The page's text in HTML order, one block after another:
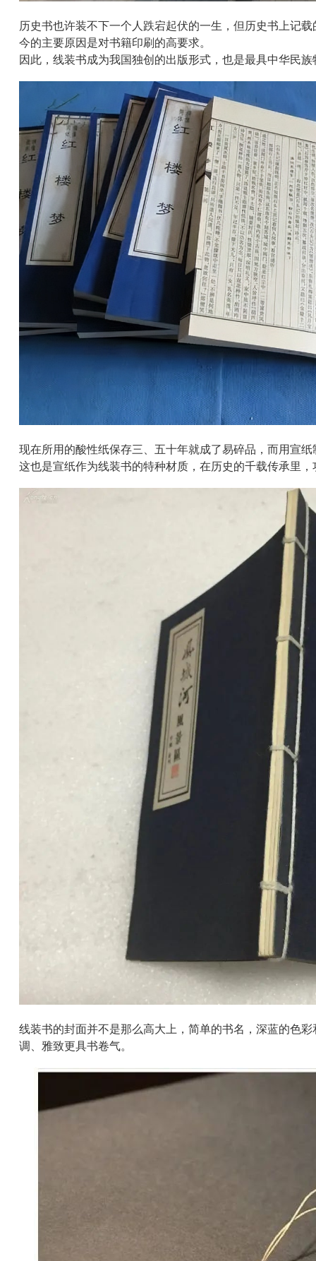
历史书也许装不下一个人跌宕起伏的一生，但历史书上记
今的主要原因是对书籍印刷的高要求。
因此，线装书成为我国独创的出版形式，也是最具中华民
现在所用的酸性纸保存三、五十年就成了易碎品，而用宣
这也是宣纸作为线装书的特种材质，在历史的千载传承里
线装书的封面并不是那么高大上，简单的书名，深蓝的色
调、雅致更具书卷气。